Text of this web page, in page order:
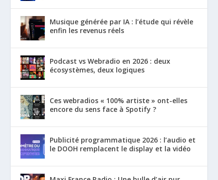
Musique générée par IA : l’étude qui révèle
enfin les revenus réels
Podcast vs Webradio en 2026 : deux
écosystèmes, deux logiques
Ces webradios « 100% artiste » ont-elles
encore du sens face à Spotify ?
Publicité programmatique 2026 : l’audio et
le DOOH remplacent le display et la vidéo